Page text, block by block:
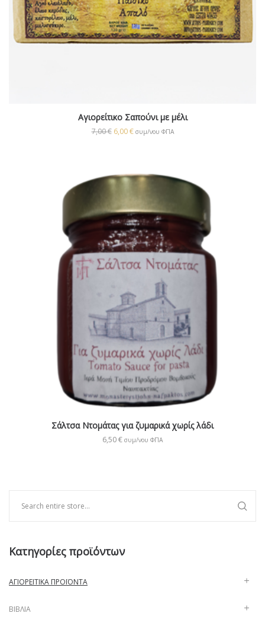
Αγιορείτικο Σαπούνι με μέλι
7,00€ 6,00€ συμ/νου ΦΠΑ
Σάλτσα Ντομάτας για ζυμαρικά χωρίς λάδι
6,50€ συμ/νου ΦΠΑ
Κατηγορίες προϊόντων
ΑΓΙΟΡΕΊΤΙΚΑ ΠΡΟΪΌΝΤΑ
ΒΙΒΛΊΑ